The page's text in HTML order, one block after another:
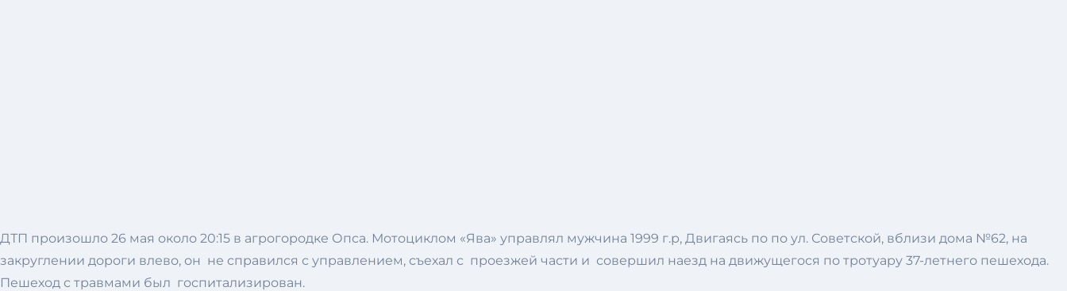
ДТП произошло 26 мая около 20:15 в агрогородке Опса. Мотоциклом «Ява» управлял мужчина 1999 г.р, Двигаясь по по ул. Советской, вблизи дома №62, на
закруглении дороги влево, он не справился с управлением, съехал с проезжей части и совершил наезд на движущегося по тротуару 37-летнего пешехода.
Пешеход с травмами был госпитализирован.